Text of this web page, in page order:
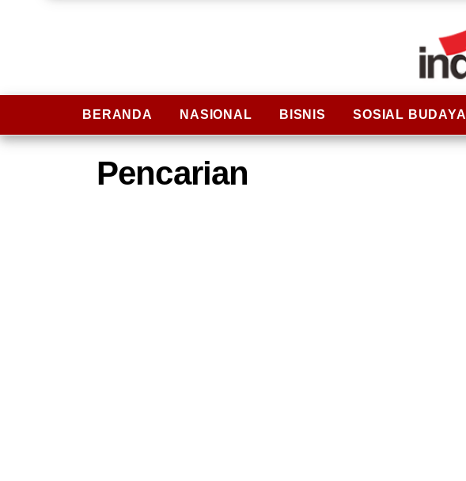
BERANDA NASIONAL BISNIS SOSIAL BUDAYA
Pencarian